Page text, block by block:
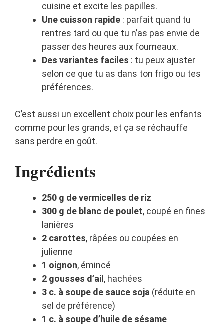
cuisine et excite les papilles.
Une cuisson rapide : parfait quand tu
rentres tard ou que tu n’as pas envie de
passer des heures aux fourneaux.
Des variantes faciles : tu peux ajuster
selon ce que tu as dans ton frigo ou tes
préférences.
C’est aussi un excellent choix pour les enfants
comme pour les grands, et ça se réchauffe
sans perdre en goût.
Ingrédients
250 g de vermicelles de riz
300 g de blanc de poulet, coupé en fines
lanières
2 carottes, râpées ou coupées en
julienne
1 oignon, émincé
2 gousses d’ail , hachées
3 c. à soupe de sauce soja (réduite en
sel de préférence)
1 c. à soupe d’huile de sésame